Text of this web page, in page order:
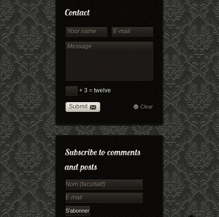
+ 3 = twelve
Submit Clear